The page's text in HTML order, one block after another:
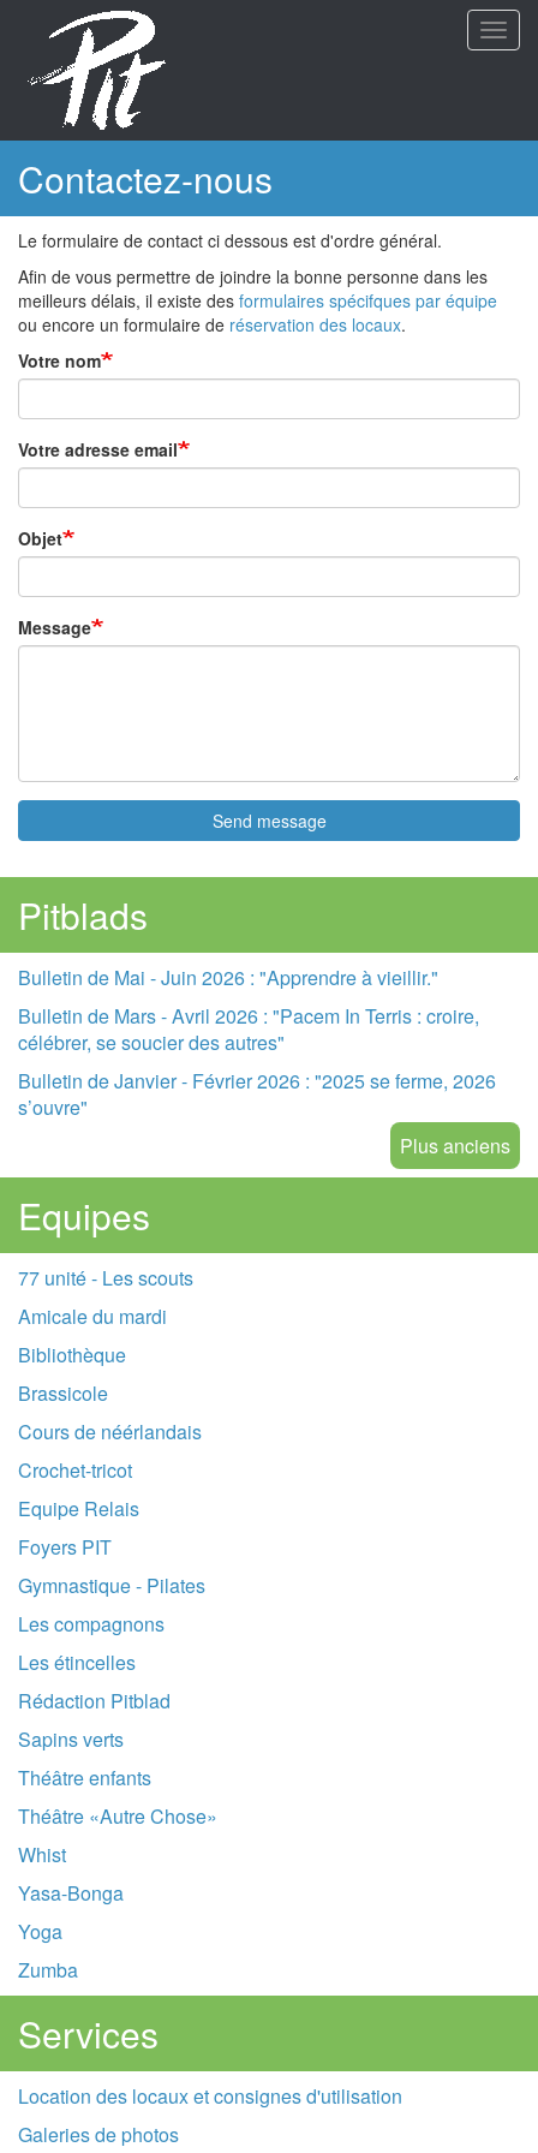
principal
Contactez-nous
Le formulaire de contact ci dessous est d'ordre général.
Afin de vous permettre de joindre la bonne personne dans les
meilleurs délais, il existe des formulaires spécifques par équipe
ou encore un formulaire de réservation des locaux.
Votre nom
Votre adresse email
Objet
Message
Send message
Pitblads
Bulletin de Mai - Juin 2026 : "Apprendre à vieillir."
Bulletin de Mars - Avril 2026 : "Pacem In Terris : croire,
célébrer, se soucier des autres"
Bulletin de Janvier - Février 2026 : "2025 se ferme, 2026
s’ouvre"
Plus anciens
Equipes
77 unité - Les scouts
Amicale du mardi
Bibliothèque
Brassicole
Cours de néérlandais
Crochet-tricot
Equipe Relais
Foyers PIT
Gymnastique - Pilates
Les compagnons
Les étincelles
Rédaction Pitblad
Sapins verts
Théâtre enfants
Théâtre «Autre Chose»
Whist
Yasa-Bonga
Yoga
Zumba
Services
Location des locaux et consignes d'utilisation
Galeries de photos